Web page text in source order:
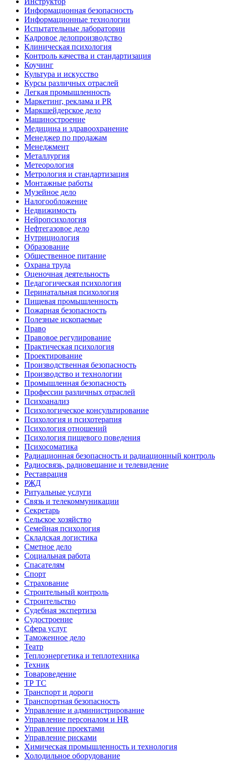
Информационная безопасность
Информационные технологии
Испытательные лаборатории
Кадровое делопроизводство
Клиническая психология
Контроль качества и стандартизация
Коучинг
Культура и искусство
Курсы различных отраслей
Легкая промышленность
Маркетинг, реклама и PR
Маркшейдерское дело
Машиностроение
Медицина и здравоохранение
Менеджер по продажам
Менеджмент
Металлургия
Метеорология
Метрология и стандартизация
Монтажные работы
Музейное дело
Налогообложение
Недвижимость
Нейропсихология
Нефтегазовое дело
Нутрициология
Образование
Общественное питание
Охрана труда
Оценочная деятельность
Педагогическая психология
Перинатальная психология
Пищевая промышленность
Пожарная безопасность
Полезные ископаемые
Право
Правовое регулирование
Практическая психология
Проектирование
Производственная безопасность
Производство и технологии
Промышленная безопасность
Профессии различных отраслей
Психоанализ
Психологическое консультирование
Психология и психотерапия
Психология отношений
Психология пищевого поведения
Психосоматика
Радиационная безопасность и радиационный контроль
Радиосвязь, радиовещание и телевидение
Реставрация
РЖД
Ритуальные услуги
Связь и телекоммуникации
Секретарь
Сельское хозяйство
Семейная психология
Складская логистика
Сметное дело
Социальная работа
Спасателям
Спорт
Страхование
Строительный контроль
Строительство
Судебная экспертиза
Судостроение
Сфера услуг
Таможенное дело
Театр
Теплоэнергетика и теплотехника
Техник
Товароведение
ТР ТС
Транспорт и дороги
Транспортная безопасность
Управление и администрирование
Управление персоналом и HR
Управление проектами
Управление рисками
Химическая промышленность и технология
Холодильное оборудование